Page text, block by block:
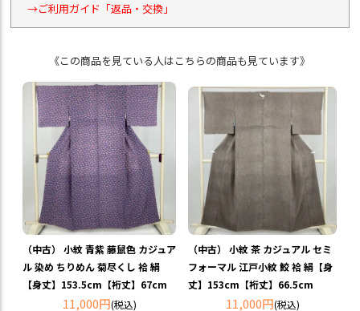
→ご利用ガイド「返品・交換」
《この商品を見ている人はこちらの商品も見ています》
（中古） 小紋 青紫 藤鼠色 カジュア
ル 染め ちりめん 菊尽くし 袷 絹
【身丈】153.5cm【裄丈】67cm
11,000円(税込)
（中古） 小紋 茶 カジュアル セミ
フォーマル 江戸小紋 鮫 袷 絹【身
丈】153cm【裄丈】66.5cm
11,000円(税込)